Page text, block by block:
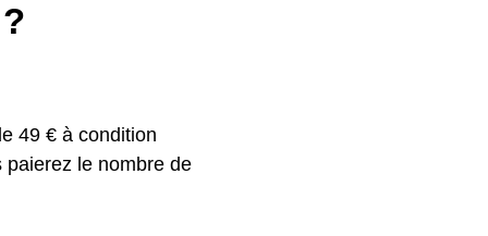
49 € à condition
le nombre de